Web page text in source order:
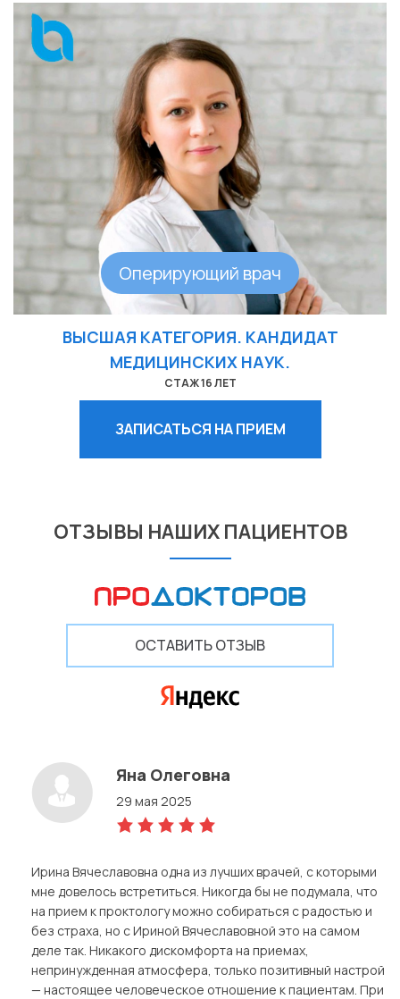
Оперирующий врач
ВЫСШАЯ КАТЕГОРИЯ. КАНДИДАТ
МЕДИЦИНСКИХ НАУК.
СТАЖ 16 ЛЕТ
ЗАПИСАТЬСЯ НА ПРИЕМ
ОТЗЫВЫ НАШИХ ПАЦИЕНТОВ
ОСТАВИТЬ ОТЗЫВ
Яна Олеговна
29 мая 2025
Ирина Вячеславовна одна из лучших врачей, с которыми
мне довелось встретиться. Никогда бы не подумала, что
на прием к проктологу можно собираться с радостью и
без страха, но с Ириной Вячеславовной это на самом
деле так. Никакого дискомфорта на приемах,
непринужденная атмосфера, только позитивный настрой
— настоящее человеческое отношение к пациентам. При
5,0